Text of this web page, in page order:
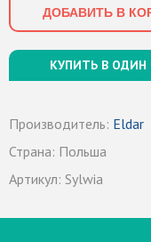
ДОБАВИТЬ В
КУПИТЬ В ОДИН
Производитель: Eldar
Страна: Польша
Артикул: Sylwia